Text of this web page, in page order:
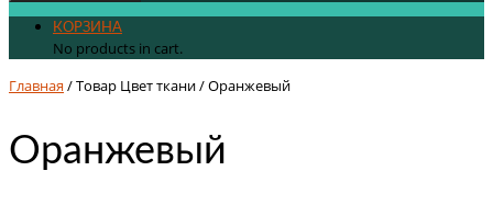
КОРЗИНА
No products in cart.
Главная/ Товар Цвет ткани / Оранжевый
Оранжевый